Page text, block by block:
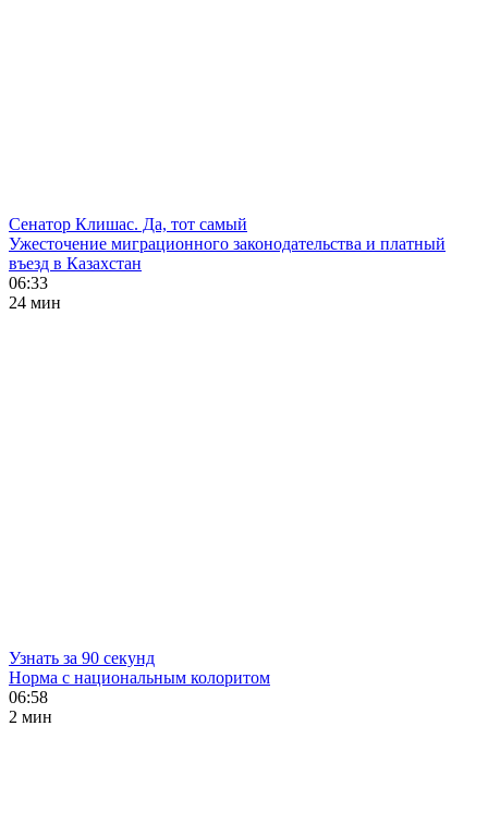
Сенатор Клишас. Да, тот самый
Ужесточение миграционного законодательства и платный
въезд в Казахстан
06:33
24 мин
Узнать за 90 секунд
Норма с национальным колоритом
06:58
2 мин